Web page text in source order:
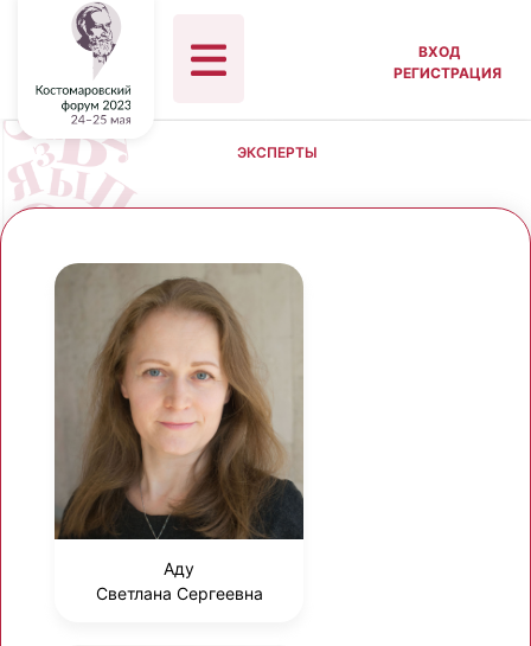
ВХОД
РЕГИСТРАЦИЯ
ЭКСПЕРТЫ
Аду
Светлана Сергеевна